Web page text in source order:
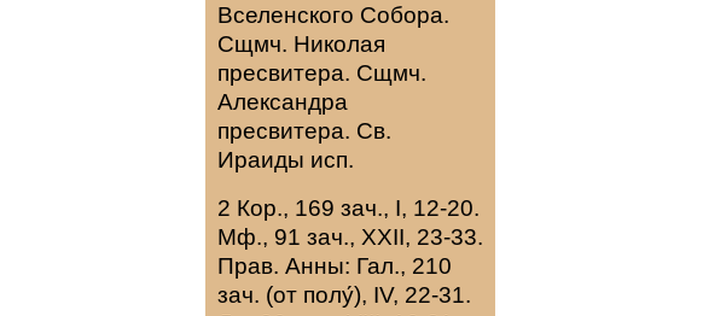
Вселенского Собора.
Сщмч. Николая
пресвитера. Сщмч.
Александра
пресвитера. Св.
Ираиды исп.
2 Кор., 169 зач., I, 12-20.
Мф., 91 зач., XXII, 23-33.
Прав. Анны: Гал., 210
зач. (от полу́), IV, 22-31.